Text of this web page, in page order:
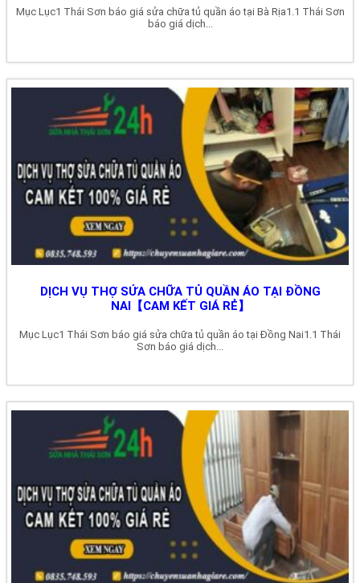
Mục Lục1 Thái Sơn báo giá sửa chữa tủ quần áo tại Bà Rịa1.1 Thái Sơn
báo giá dịch...
DỊCH VỤ THỢ SỬA CHỮA TỦ QUẦN ÁO TẠI ĐỒNG
NAI【CAM KẾT GIÁ RẺ】
Mục Lục1 Thái Sơn báo giá sửa chữa tủ quần áo tại Đồng Nai1.1 Thái
Sơn báo giá dịch...